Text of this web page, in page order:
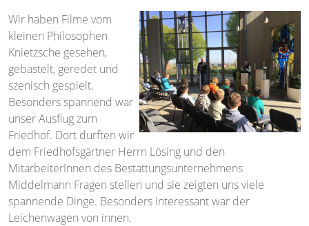
Wir haben Filme vom
kleinen Philosophen
Knietzsche gesehen,
gebastelt, geredet und
szenisch gespielt.
Besonders spannend war
unser Ausflug zum
Friedhof. Dort durften wir
dem Friedhofsgärtner Herrn Lösing und den
MitarbeiterInnen des Bestattungsunternehmens
Middelmann Fragen stellen und sie zeigten uns viele
spannende Dinge. Besonders interessant war der
Leichenwagen von innen.